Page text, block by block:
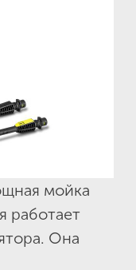
мойка
работает
Она